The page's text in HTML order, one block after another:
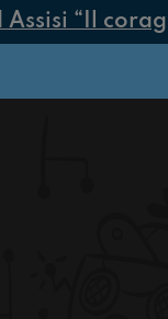
“Il